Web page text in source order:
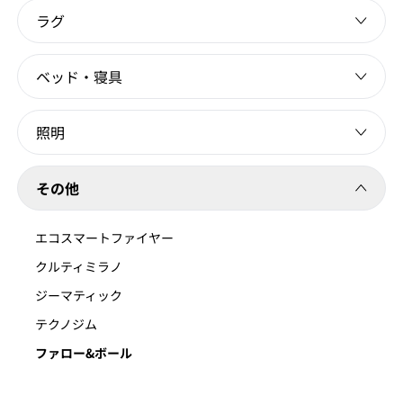
ラグ
ベッド・寝具
照明
その他
エコスマートファイヤー
クルティミラノ
ジーマティック
テクノジム
ファロー&ボール